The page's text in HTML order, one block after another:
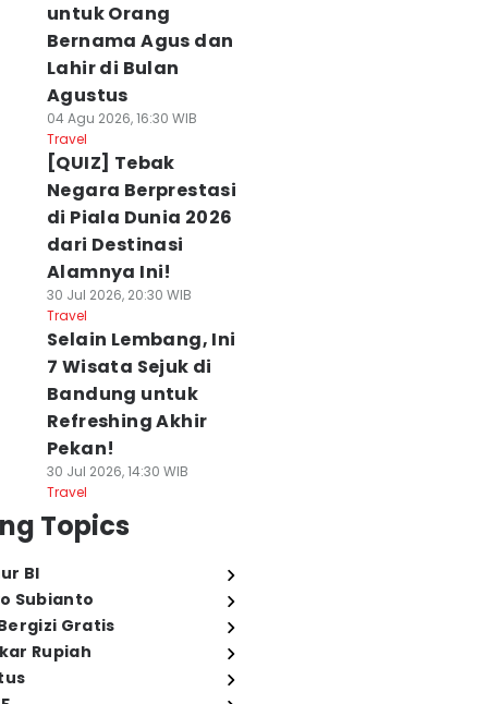
untuk Orang
Bernama Agus dan
Lahir di Bulan
Agustus
04 Agu 2026, 16:30 WIB
Travel
[QUIZ] Tebak
Negara Berprestasi
di Piala Dunia 2026
dari Destinasi
Alamnya Ini!
30 Jul 2026, 20:30 WIB
Travel
Selain Lembang, Ini
7 Wisata Sejuk di
Bandung untuk
Refreshing Akhir
Pekan!
30 Jul 2026, 14:30 WIB
Travel
Topics
BI
Subianto
Gratis
Rupiah